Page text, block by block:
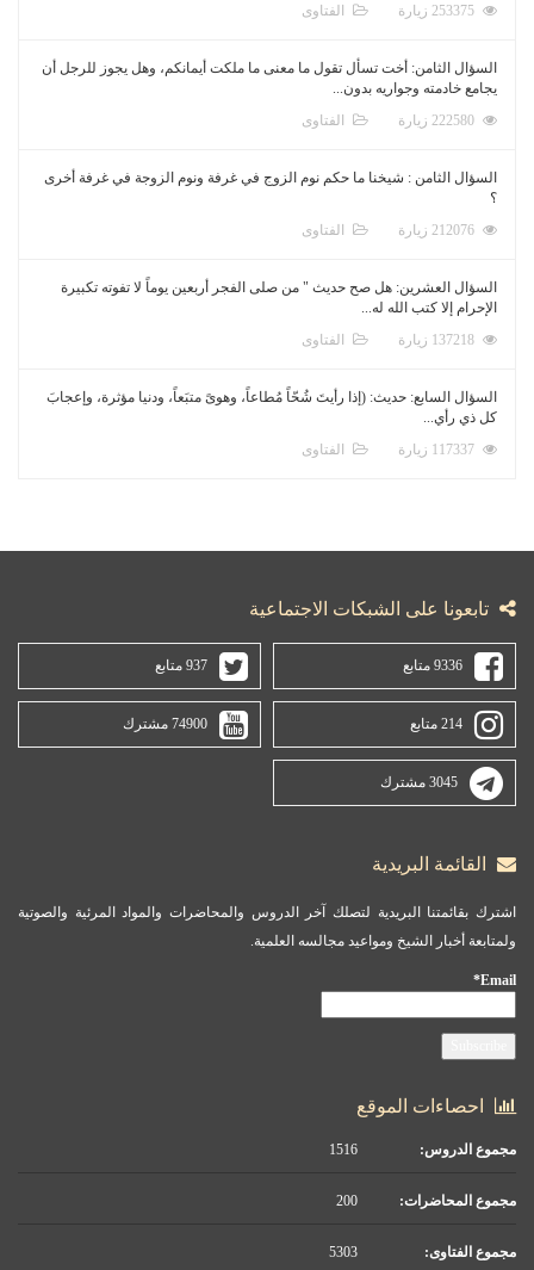
الفتاوى
السؤال الثامن: أخت تسأل تقول ما معنى ما ملكت أيمانكم، وهل يجوز للرجل أن
يجامع خادمته وجواريه بدون...
الفتاوى
السؤال الثامن : شيخنا ما حكم نوم الزوج في غرفة ونوم الزوجة في غرفة أخرى
؟
الفتاوى
السؤال العشرين: هل صح حديث " من صلى الفجر أربعين يوماً لا تفوته تكبيرة
الإحرام إلا كتب الله له...
الفتاوى
السؤال السابع: حديث: (إذا رأيتَ شُحّاً مُطاعاً، وهوىً متبَعاً، ودنيا مؤثرة، وإعجابَ
كل ذي رأي...
الفتاوى
تابعونا على الشبكات الاجتماعية
9336 متابع 937 متابع
214 متابع 74900 مشترك
3045 مشترك
القائمة البريدية
اشترك بقائمتنا البريدية لتصلك آخر الدروس والمحاضرات والمواد المرئية والصوتية
ولمتابعة أخبار الشيخ ومواعيد مجالسه العلمية.
Email*
احصاءات الموقع
مجموع الدروس:
مجموع المحاضرات:
مجموع الفتاوى: